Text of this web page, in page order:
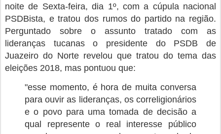
noite de Sexta-feira, dia 1º, com a cúpula nacional
PSDBista, e tratou dos rumos do partido na região.
Perguntado sobre o assunto tratado com as
lideranças tucanas o presidente do PSDB de
Juazeiro do Norte revelou que tratou do tema das
eleições 2018, mas pontuou que:
"esse momento, é hora de muita conversa
para ouvir as lideranças, os correligionários
e o povo para uma tomada de decisão a
qual represente o real interesse público